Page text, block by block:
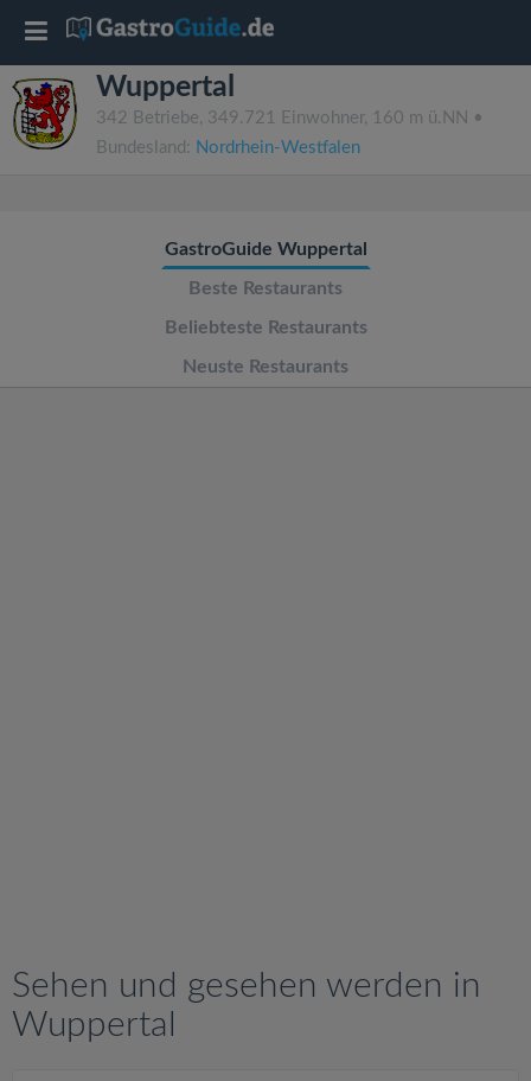
Wuppertal
342 Betriebe, 349.721 Einwohner, 160 m ü.NN •
Bundesland: Nordrhein-Westfalen
GastroGuide Wuppertal
Beste Restaurants
Beliebteste Restaurants
Neuste Restaurants
Sehen und gesehen werden in
Wuppertal
T
o
g
n